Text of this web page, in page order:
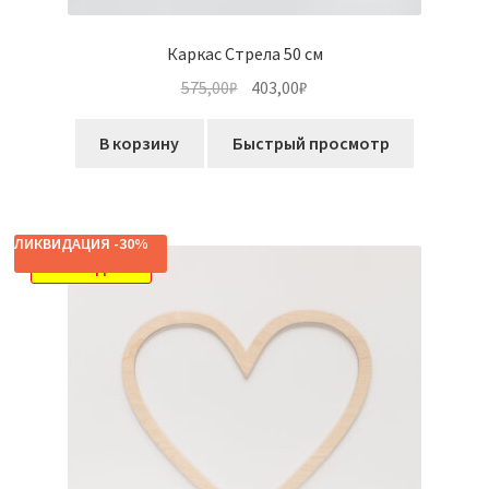
Каркас Стрела 50 см
575,00₽ Первоначальная
составляла
403,00₽
403,00₽.
В корзину Быстрый просмотр
ЛИКВИДАЦИЯ -30%